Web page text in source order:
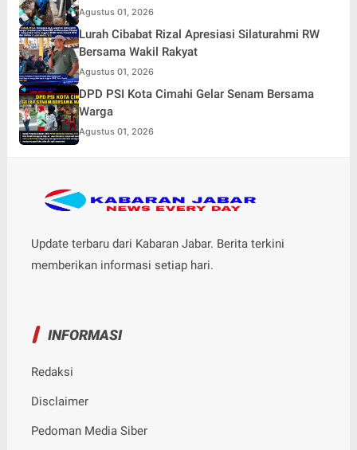
Agustus 01, 2026
Lurah Cibabat Rizal Apresiasi Silaturahmi RW
Bersama Wakil Rakyat
Agustus 01, 2026
DPD PSI Kota Cimahi Gelar Senam Bersama
Warga
Agustus 01, 2026
Update terbaru dari Kabaran Jabar. Berita terkini
memberikan informasi setiap hari.
INFORMASI
Redaksi
Disclaimer
Pedoman Media Siber